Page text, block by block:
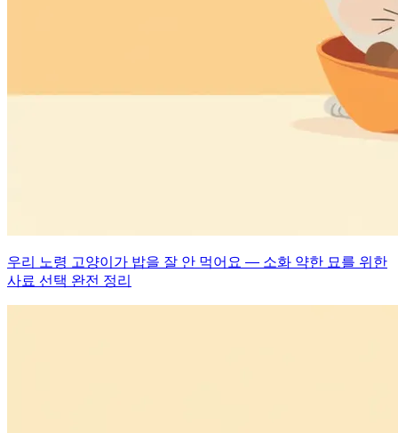
우리 노령 고양이가 밥을 잘 안 먹어요 — 소화 약한 묘를 위한
사료 선택 완전 정리